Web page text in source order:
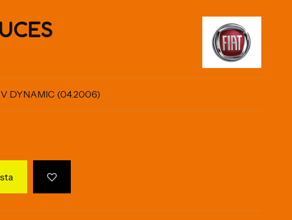
DYNAMIC (04.2006)